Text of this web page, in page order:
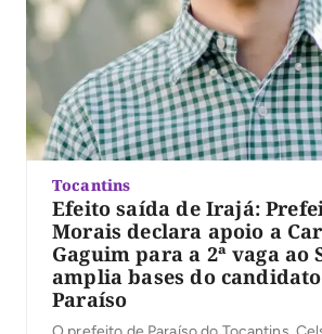
Tocantins
Efeito saída de Irajá:
Morais declara apoio a
Gaguim para a 2ª vaga ao
amplia bases do
Paraíso